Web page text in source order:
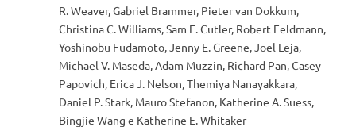
R. Weaver, Gabriel Brammer, Pieter van Dokkum,
Christina C. Williams, Sam E. Cutler, Robert Feldmann,
Yoshinobu Fudamoto, Jenny E. Greene, Joel Leja,
Michael V. Maseda, Adam Muzzin, Richard Pan, Casey
Papovich, Erica J. Nelson, Themiya Nanayakkara,
Daniel P. Stark, Mauro Stefanon, Katherine A. Suess,
Bingjie Wang e Katherine E. Whitaker